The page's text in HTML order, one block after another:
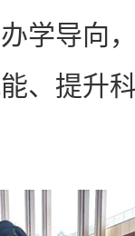
学导向
、提升